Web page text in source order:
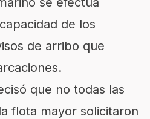
de los
de arribo que
que no todas las
flota mayor solicitaron